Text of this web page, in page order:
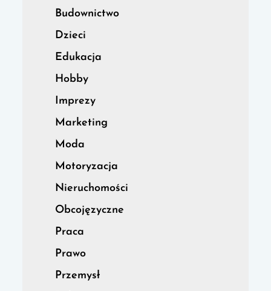
Budownictwo
Dzieci
Edukacja
Hobby
Imprezy
Marketing
Moda
Motoryzacja
Nieruchomości
Obcojęzyczne
Praca
Prawo
Przemysł